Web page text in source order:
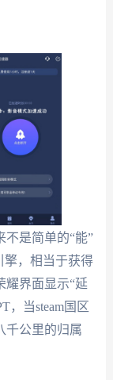
不是简单的“能”
擎，相当于获得
耀界面显示“延
，当steam国区
千公里的归属